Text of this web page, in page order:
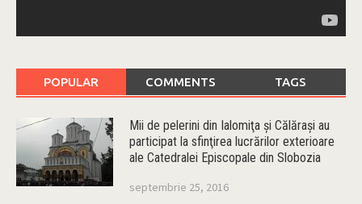
POPULAR COMMENTS TAGS
Mii de pelerini din Ialomiţa şi Călăraşi au
participat la sfinţirea lucrărilor exterioare
ale Catedralei Episcopale din Slobozia
septembrie 25, 2016